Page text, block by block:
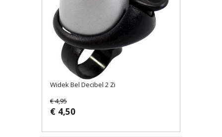
Widek Bel Decibel 2 Zi
€ 4,95
€ 4,50